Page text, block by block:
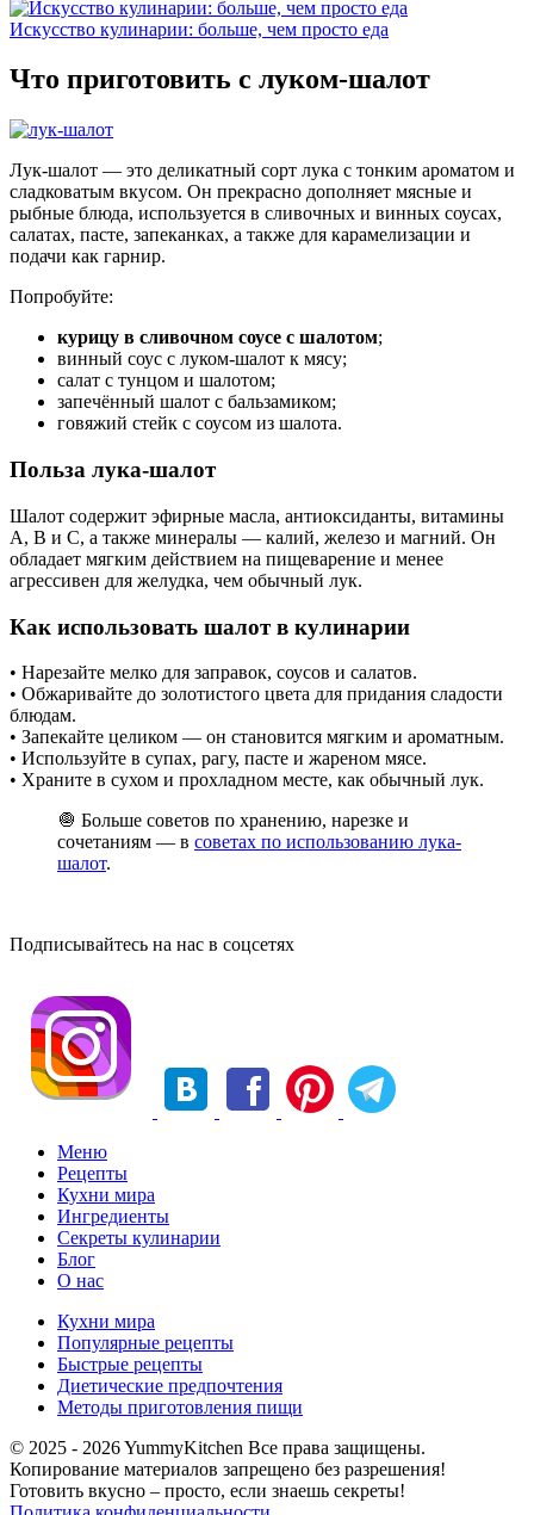
Искусство кулинарии: больше, чем просто еда
Что приготовить с луком-шалот
Лук-шалот — это деликатный сорт лука с тонким ароматом и
сладковатым вкусом. Он прекрасно дополняет мясные и
рыбные блюда, используется в сливочных и винных соусах,
салатах, пасте, запеканках, а также для карамелизации и
подачи как гарнир.
Попробуйте:
курицу в сливочном соусе с шалотом;
винный соус с луком-шалот к мясу;
салат с тунцом и шалотом;
запечённый шалот с бальзамиком;
говяжий стейк с соусом из шалота.
Польза лука-шалот
Шалот содержит эфирные масла, антиоксиданты, витамины
A, B и C, а также минералы — калий, железо и магний. Он
обладает мягким действием на пищеварение и менее
агрессивен для желудка, чем обычный лук.
Как использовать шалот в кулинарии
• Нарезайте мелко для заправок, соусов и салатов.
• Обжаривайте до золотистого цвета для придания сладости
блюдам.
• Запекайте целиком — он становится мягким и ароматным.
• Используйте в супах, рагу, пасте и жареном мясе.
• Храните в сухом и прохладном месте, как обычный лук.
🧅 Больше советов по хранению, нарезке и
сочетаниям — в советах по использованию лука-
шалот.
Подписывайтесь на нас в соцсетях
Меню
Рецепты
Кухни мира
Ингредиенты
Секреты кулинарии
Блог
О нас
Кухни мира
Популярные рецепты
Быстрые рецепты
Диетические предпочтения
Методы приготовления пищи
© 2025 - 2026 YummyKitchen Все права защищены.
Копирование материалов запрещено без разрешения!
Готовить вкусно – просто, если знаешь секреты!